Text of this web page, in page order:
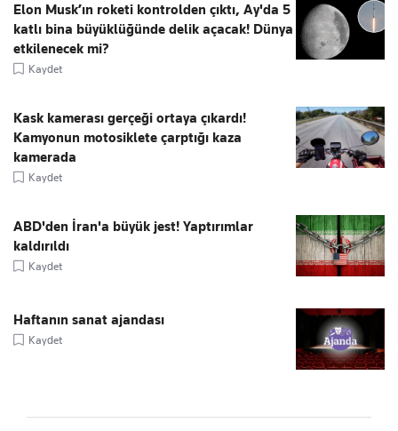
Elon Musk’ın roketi kontrolden çıktı, Ay'da 5
katlı bina büyüklüğünde delik açacak! Dünya
etkilenecek mi?
Kaydet
Kask kamerası gerçeği ortaya çıkardı!
Kamyonun motosiklete çarptığı kaza
kamerada
Kaydet
ABD'den İran'a büyük jest! Yaptırımlar
kaldırıldı
Kaydet
Haftanın sanat ajandası
Kaydet